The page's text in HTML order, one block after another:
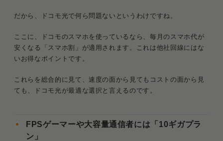
だから、ドコモ光で何ら問題ないというわけですね。
ここに、ドコモのスマホを使っているなら、毎月のスマホ代が
安くなる「スマホ割」が適用されます。これは他社回線にはな
いお得なポイントです。
これらを総合的に見て、速度の面から見てもコストの面から見
ても、ドコモ光が最適な選択と言えるのです。
FPSゲーマーや大容量通信者には「10ギガプラ
ン」